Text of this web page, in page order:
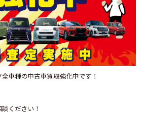
車種の中古車買取強化中です！
ください！